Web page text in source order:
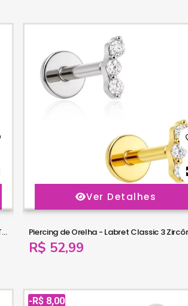
Piercing para Orelha - Labret Borboleta em Titânio com Zircônias - 6ORE1072
Ver Detalhes
R$ 52,99
-R$ 8,00